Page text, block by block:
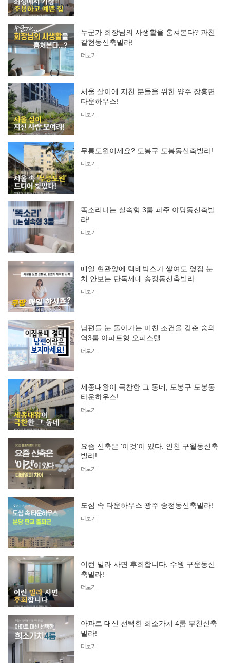
누군가 회장님의 사생활을 훔쳐본다? 과천
갈현동신축빌라!
더보기
서울 살이에 지친 분들을 위한 양주 장흥면
타운하우스!
더보기
무릉도원이세요? 도봉구 도봉동신축빌라!
더보기
똑소리나는 실속형 3룸 파주 야당동신축빌
라!
더보기
매일 현관앞에 택배박스가 쌓여도 옆집 눈
치 안보는 단독세대 송정동신축빌라
더보기
남편들 눈 돌아가는 미친 조건을 갖춘 숭의
역3룸 아파트형 오피스텔
더보기
세종대왕이 극찬한 그 동네, 도봉구 도봉동
타운하우스!
더보기
요즘 신축은 '이것'이 있다. 인천 구월동신축
빌라!
더보기
도심 속 타운하우스 광주 송정동신축빌라!
더보기
이런 빌라 사면 후회합니다. 수원 구운동신
축빌라!
더보기
아파트 대신 선택한 희소가치 4룸 부천신축
빌라!
더보기